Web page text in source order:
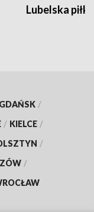
Lubelska piłka
GDAŃSK /
/ KIELCE /
/
/